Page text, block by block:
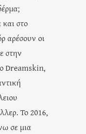
και στο
αρέσουν οι
στην
Dreamskin,
Το 2016,
σε μια